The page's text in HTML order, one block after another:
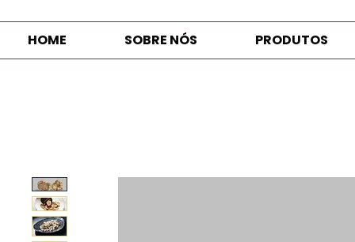
HOME SOBRE NÓS PRODUTOS